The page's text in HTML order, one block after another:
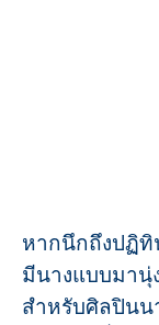
หากนึกถึงปฏิทิ
มีนางแบบมานุ่
สำหรับศิลปินน